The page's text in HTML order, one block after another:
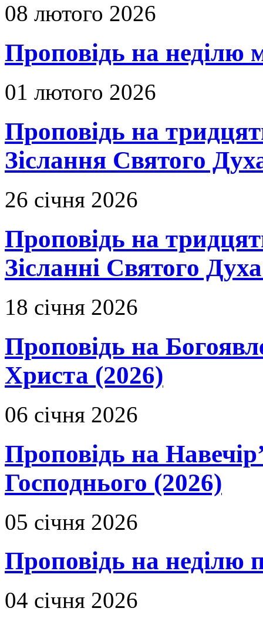
08 лютого 2026
Проповідь на неділю
01 лютого 2026
Проповідь на
Зіслання Святого
26 січня 2026
Проповідь на
Зісланні Святого
18 січня 2026
Проповідь на
Христа (2026)
06 січня 2026
Проповідь на
Господнього (2026)
05 січня 2026
Проповідь на неділю
04 січня 2026